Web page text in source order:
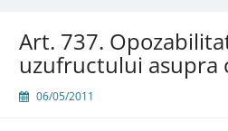
a
turmei
Art. 737.
uzufructului asupra
06/05/2011